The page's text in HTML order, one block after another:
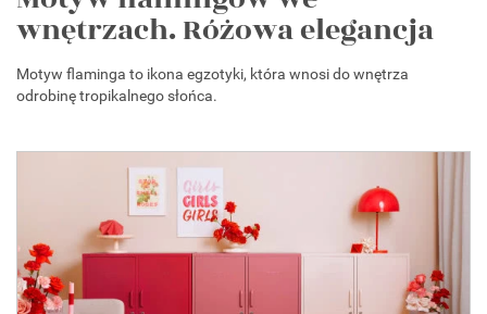
wnętrzach. Różowa elegancja
Motyw flaminga to ikona egzotyki, która wnosi do wnętrza
odrobinę tropikalnego słońca.